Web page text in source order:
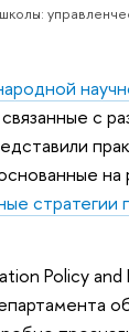
с
на
стратегии
Policy